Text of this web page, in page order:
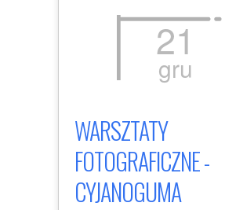
21
gru
WARSZTATY
FOTOGRAFICZNE -
CYJANOGUMA